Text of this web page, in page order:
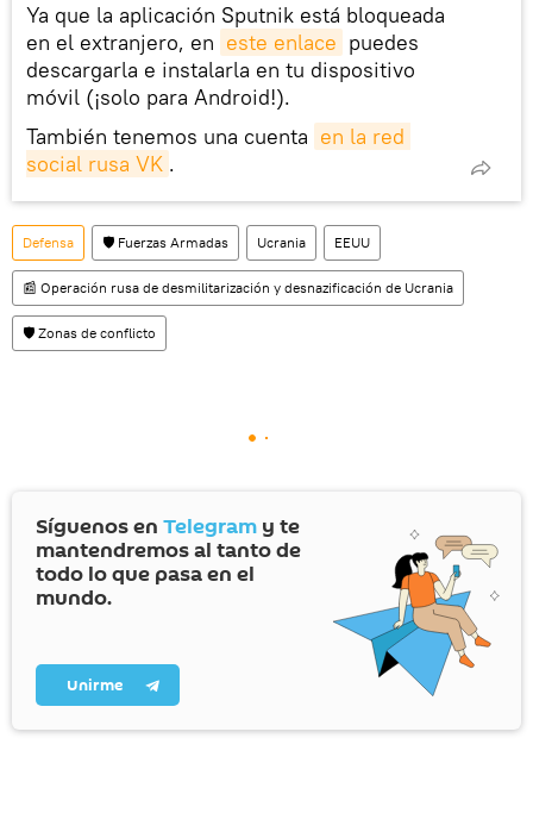
Ya que la aplicación Sputnik está bloqueada
en el extranjero, en este enlace puedes
descargarla e instalarla en tu dispositivo
móvil (¡solo para Android!).
También tenemos una cuenta en la red
social rusa VK .
Defensa 🛡️ Fuerzas Armadas Ucrania EEUU
📰 Operación rusa de desmilitarización y desnazificación de Ucrania
🛡️ Zonas de conflicto
Síguenos en Telegram y te
mantendremos al tanto de
todo lo que pasa en el
mundo.
Unirme